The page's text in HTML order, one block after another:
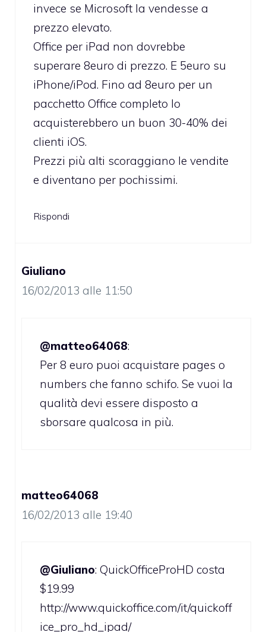
invece se Microsoft la vendesse a
prezzo elevato.
Office per iPad non dovrebbe
superare 8euro di prezzo. E 5euro su
iPhone/iPod. Fino ad 8euro per un
pacchetto Office completo lo
acquisterebbero un buon 30-40% dei
clienti iOS.
Prezzi più alti scoraggiano le vendite
e diventano per pochissimi.
Rispondi
Giuliano
16/02/2013 alle 11:50
@matteo64068:
Per 8 euro puoi acquistare pages o
numbers che fanno schifo. Se vuoi la
qualità devi essere disposto a
sborsare qualcosa in più.
matteo64068
16/02/2013 alle 19:40
@Giuliano: QuickOfficeProHD costa
$19.99
http://www.quickoffice.com/it/quickoff
ice_pro_hd_ipad/